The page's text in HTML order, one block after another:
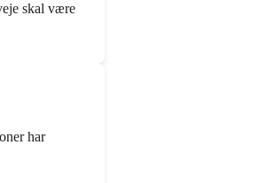
skal være
har